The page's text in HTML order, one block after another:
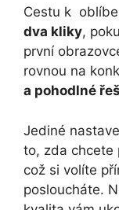
Cestu k
dva kliky,
první
rovnou na
a pohodlné
Jediné
to, zda chcete
což si volíte
posloucháte.